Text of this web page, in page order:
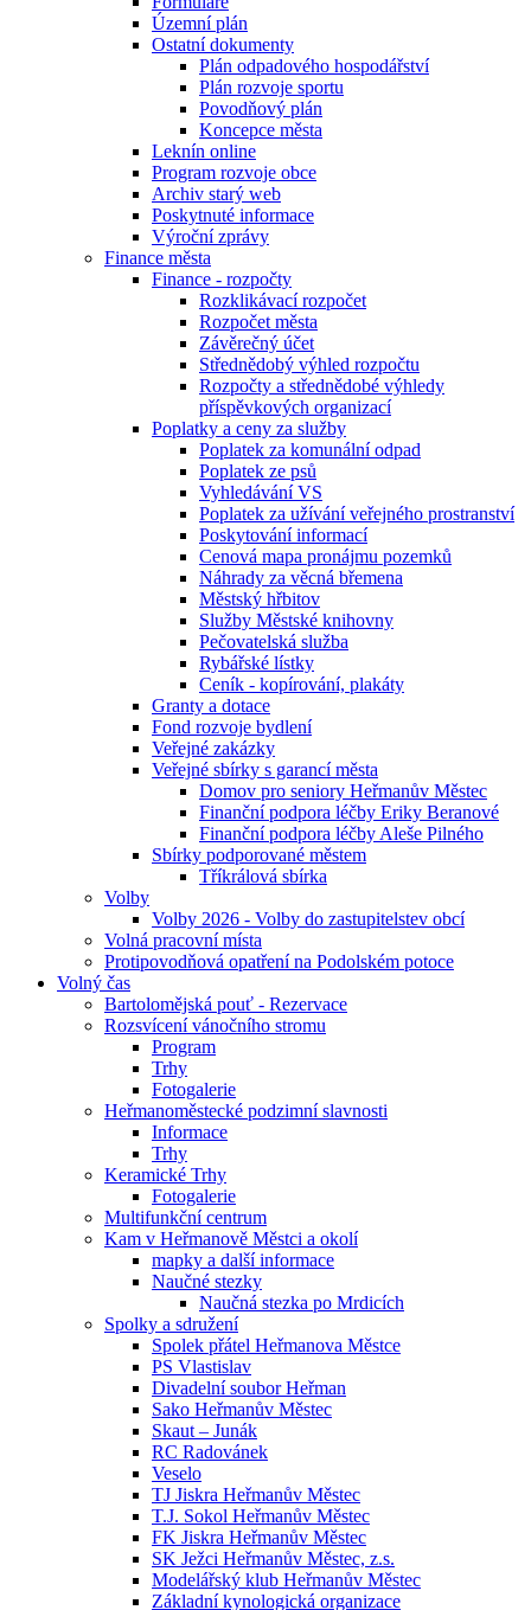
Územní plán
Ostatní dokumenty
Plán odpadového hospodářství
Plán rozvoje sportu
Povodňový plán
Koncepce města
Leknín online
Program rozvoje obce
Archiv starý web
Poskytnuté informace
Výroční zprávy
Finance města
Finance - rozpočty
Rozklikávací rozpočet
Rozpočet města
Závěrečný účet
Střednědobý výhled rozpočtu
Rozpočty a střednědobé výhledy
příspěvkových organizací
Poplatky a ceny za služby
Poplatek za komunální odpad
Poplatek ze psů
Vyhledávání VS
Poplatek za užívání veřejného prostranství
Poskytování informací
Cenová mapa pronájmu pozemků
Náhrady za věcná břemena
Městský hřbitov
Služby Městské knihovny
Pečovatelská služba
Rybářské lístky
Ceník - kopírování, plakáty
Granty a dotace
Fond rozvoje bydlení
Veřejné zakázky
Veřejné sbírky s garancí města
Domov pro seniory Heřmanův Městec
Finanční podpora léčby Eriky Beranové
Finanční podpora léčby Aleše Pilného
Sbírky podporované městem
Tříkrálová sbírka
Volby
Volby 2026 - Volby do zastupitelstev obcí
Volná pracovní místa
Protipovodňová opatření na Podolském potoce
Volný čas
Bartolomějská pouť - Rezervace
Rozsvícení vánočního stromu
Program
Trhy
Fotogalerie
Heřmanoměstecké podzimní slavnosti
Informace
Trhy
Keramické Trhy
Fotogalerie
Multifunkční centrum
Kam v Heřmanově Městci a okolí
mapky a další informace
Naučné stezky
Naučná stezka po Mrdicích
Spolky a sdružení
Spolek přátel Heřmanova Městce
PS Vlastislav
Divadelní soubor Heřman
Sako Heřmanův Městec
Skaut – Junák
RC Radovánek
Veselo
TJ Jiskra Heřmanův Městec
T.J. Sokol Heřmanův Městec
FK Jiskra Heřmanův Městec
SK Ježci Heřmanův Městec, z.s.
Modelářský klub Heřmanův Městec
Základní kynologická organizace